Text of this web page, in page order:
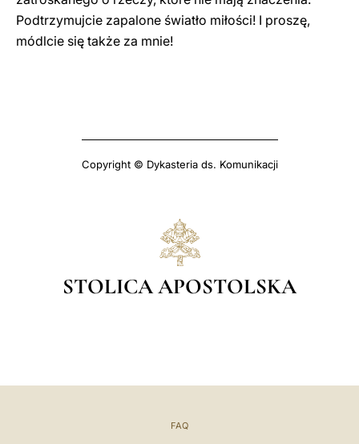
Podtrzymujcie zapalone światło miłości! I proszę,
módlcie się także za mnie!
Copyright © Dykasteria ds. Komunikacji
STOLICA APOSTOLSKA
FAQ